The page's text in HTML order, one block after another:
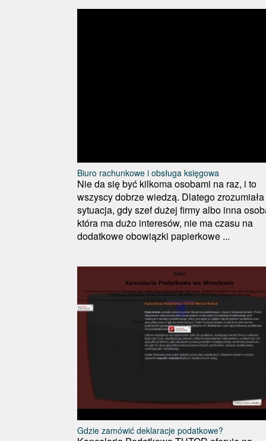
Biuro rachunkowe i obsługa księgowa
Nie da się być kilkoma osobami na raz, i to
wszyscy dobrze wiedzą. Dlatego
sytuacja, gdy szef dużej firmy albo inna
która ma dużo interesów, nie ma czasu na
dodatkowe obowiązki papierkowe ...
Gdzie zamówić deklaracje podatkowe?